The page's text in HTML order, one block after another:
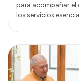
para acompañar el
los servicios